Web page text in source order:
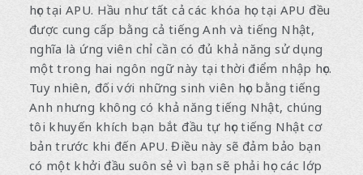
học tại APU. Hầu như tất cả các khóa học tại APU đều
được cung cấp bằng cả tiếng Anh và tiếng Nhật,
nghĩa là ứng viên chỉ cần có đủ khả năng sử dụng
một trong hai ngôn ngữ này tại thời điểm nhập học.
Tuy nhiên, đối với những sinh viên học bằng tiếng
Anh nhưng không có khả năng tiếng Nhật, chúng
tôi khuyến khích bạn bắt đầu tự học tiếng Nhật cơ
bản trước khi đến APU. Điều này sẽ đảm bảo bạn
có một khởi đầu suôn sẻ vì bạn sẽ phải học các lớp